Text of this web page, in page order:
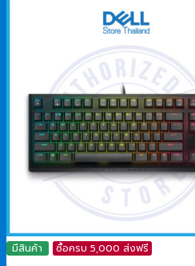
มีสินค้า ซื้อครบ 5,000 ส่งฟรี